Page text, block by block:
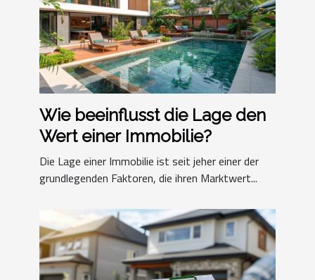
Wie beeinflusst die Lage den
Wert einer Immobilie?
Die Lage einer Immobilie ist seit jeher einer der
grundlegenden Faktoren, die ihren Marktwert...